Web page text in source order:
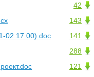
42
143
141
02.17.00).doc
288
121